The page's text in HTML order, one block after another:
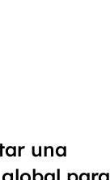
una